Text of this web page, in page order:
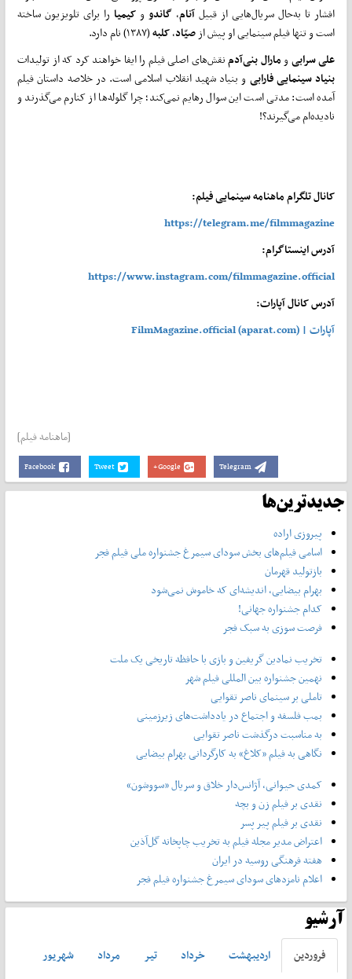
افشار تا به‌حال سریال‌هایی از قبیل آنام، گاندوو کیمیارا برای تلویزیون ساخته
است و تنها فیلم سینمایی او پیش از صیّاد،کلبه(۱۳۸۷) نام دارد.
علی سرابیومارال بنی‌آدمنقش‌های اصلی فیلم را ایفا خواهند کرد که از تولیدات
بنیاد سینمایی فارابیو بنیاد شهید انقلاب اسلامی است. در خلاصه داستان فیلم
آمده است: مدتی است این سوال رهایم نمی‌کند؛ چرا گلوله‌ها از کنارم می‌گذرند و
نادیده‌ام می‌گیرند؟!
کانال تلگرام ماهنامه سینمایی فیلم:
https://telegram.me/filmmagazine
آدرس اینستاگرام:
https://www.instagram.com/filmmagazine.official
آدرس کانال آپارات:
آپارات | FilmMagazine.official (aparat.com)
[ماهنامه فیلم]
Facebook Tweet Google+ Telegram
جدیدترین‌ها
پیروزی اراده
اسامی فیلم‌های بخش سودای سیمرغ جشنواره‌ ملی فیلم فجر
بازتولید قهرمان
بهرام بیضایی، اندیشه‌ای که خاموش نمی‌شود
کدام جشنواره جهانی!
فرصت سوزی به سبک فجر
تخریب نمادین گریفین و بازی با حافظه تاریخی یک ملت
نهمین جشنواره بین المللی فیلم شهر
تاملی بر سینمای ناصر تقوایی
بمب فلسفه و اجتماع در یادداشت‌های زیرزمینی
به مناسبت درگذشت ناصر تقوایی
نگاهی به فیلم «کلاغ» به کارگردانی بهرام بیضایی
کمدی حیوانی، آژانس‌دار خلاق و سریال «سووشون»
نقدی بر فیلم زن و بچه
نقدی بر فیلم پیر پسر
اعتراض مدیر مجله فیلم به تخریب چاپخانه گل‌آذین
هفته فرهنگی روسیه در ایران
اعلام نامزدهای سودای سیمرغ جشنواره فیلم فجر
آرشیو
فروردين ارديبهشت خرداد تير مرداد
شهريور